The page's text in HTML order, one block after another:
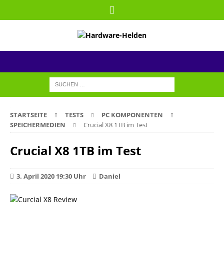
STARTSEITE TESTS
PC KOMPONENTEN
SPEICHERMEDIEN
Crucial X8 1TB im Test
Crucial X8 1TB im Test
3. April 2020 19:30 Uhr Daniel